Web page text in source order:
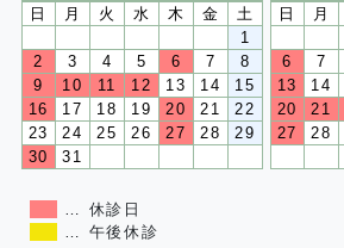
日
月 火 水 木 金
土
1
2
3 4 5 6 7
8
9
10 11 12 13 14
15
16
17 18 19 20 21
22
23
24 25 26 27 28
29
30
31
日
月
6
7
13
14
20
21
27
28
… 休診日
… 午後休診